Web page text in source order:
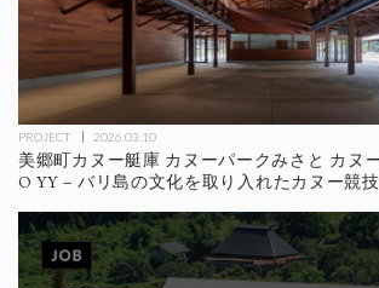
PROJECT 2026.03.10
美郷町カヌー艇庫 カヌーパークみさと カヌ
O YY – バリ島の文化を取り入れたカヌー競